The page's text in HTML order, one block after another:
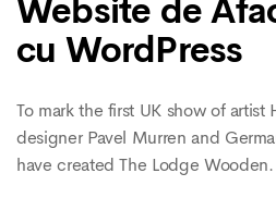
Website de
cu WordPress
To mark the first UK show of artist
designer Pavel Murren and
have created The Lodge Wooden.